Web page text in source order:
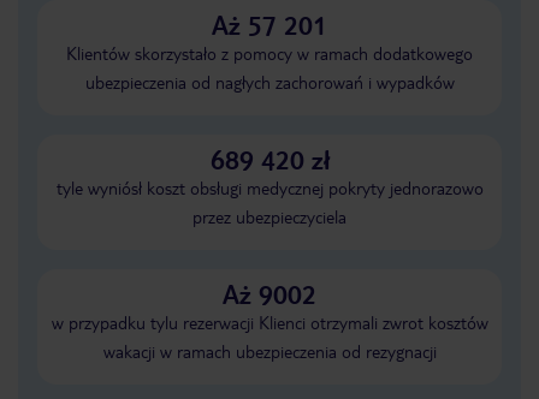
Aż 57 201
Klientów skorzystało z pomocy w ramach dodatkowego
ubezpieczenia od nagłych zachorowań i wypadków
689 420 zł
tyle wyniósł koszt obsługi medycznej pokryty jednorazowo
przez ubezpieczyciela
Aż 9002
w przypadku tylu rezerwacji Klienci otrzymali zwrot kosztów
wakacji w ramach ubezpieczenia od rezygnacji